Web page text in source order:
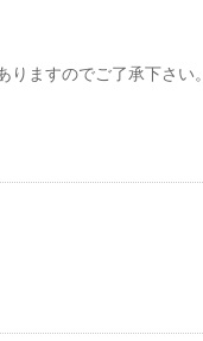
ますのでご了承下さい。